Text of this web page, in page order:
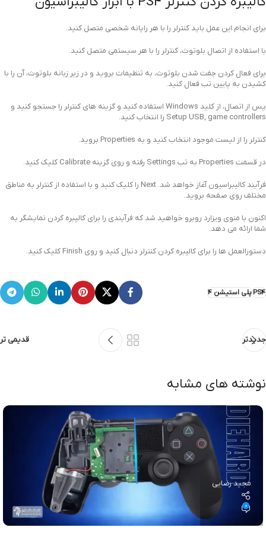
برای انجام این عمل باید کنترلر را با هر رایانه شخصی متصل کنید.
با استفاده از اتصال بلوتوث، کنترلر را با هر سیستمی متصل کنید.
برای فعال کردن جفت شدن بلوتوث، به تنظیمات بروید و در زیر زبانه بلوتوث، آن را با
کشیدن به پایین تب فعال کنید.
پس از اتصال، از کلید Windows استفاده کنید و گزینه های کنترلر را جستجو کنید و
Setup USB, game controllers را انتخاب کنید.
کنترلر را از لیست موجود انتخاب کنید و به Properties بروید.
در قسمت Properties به تب Settings رفته و روی گزینه Calibrate کلیک کنید.
فرآیند کالیبراسیون آغاز خواهد شد. Next را کلیک کنید و با استفاده از کنترلر به مناطق
مختلف روی صفحه بروید.
اکنون با منوی ویزارد روبرو خواهید شد که فرآیندی را برای کالیبره کردن نمایشگر به
شما ارائه می دهد.
دستورالعمل ها را برای کالیبره کردن کنترلر دنبال کنید و روی Finish کلیک کنید.
PS4پلی استیشن 4
جدیدتر قدیمی تر
نوشته های مشابه
مجید رضایی
0